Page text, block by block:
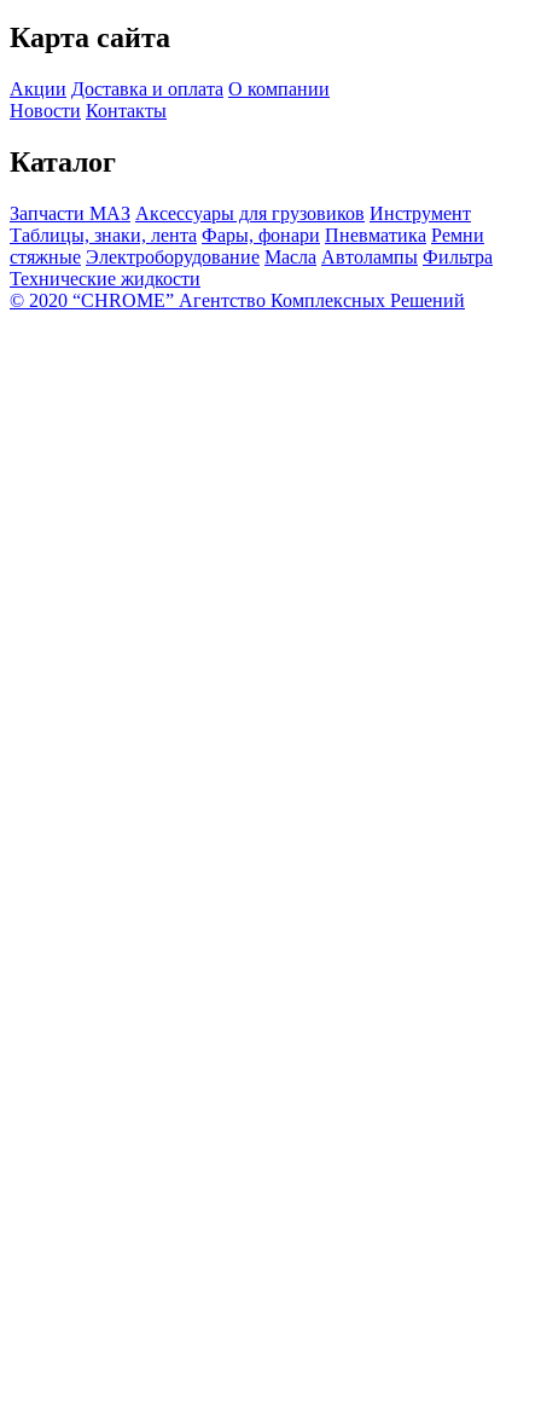
Карта сайта
Акции Доставка и оплата О компании
Новости Контакты
Каталог
Запчасти МАЗ Аксессуары для грузовиков Инструмент
Таблицы, знаки, лента Фары, фонари Пневматика Ремни
стяжные Электроборудование Масла Автолампы Фильтра
Технические жидкости
© 2020 “CHROME” Агентство Комплексных Решений